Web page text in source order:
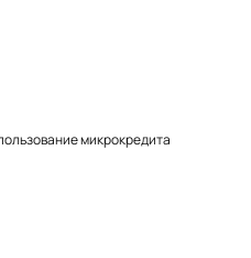
микрокредита